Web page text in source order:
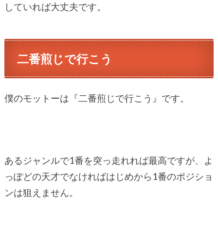
していれば大丈夫です。
二番煎じで行こう
僕のモットーは『二番煎じで行こう』です。
あるジャンルで1番を突っ走れれば最高ですが、よ
っぽどの天才でなければはじめから1番のポジショ
ンは狙えません。